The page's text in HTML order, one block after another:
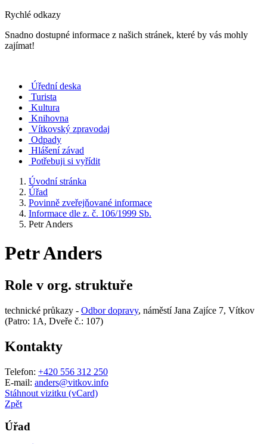
Rychlé odkazy
Snadno dostupné informace z našich stránek, které by vás mohly
zajímat!
Úřední deska
Turista
Kultura
Knihovna
Vítkovský zpravodaj
Odpady
Hlášení závad
Potřebuji si vyřídit
Úvodní stránka
Úřad
Povinně zveřejňované informace
Informace dle z. č. 106/1999 Sb.
Petr Anders
Petr Anders
Role v org. struktuře
technické průkazy - Odbor dopravy, náměstí Jana Zajíce 7, Vítkov
(Patro: 1A, Dveře č.: 107)
Kontakty
Telefon: +420 556 312 250
E-mail: anders@vitkov.info
Stáhnout vizitku (vCard)
Zpět
Úřad